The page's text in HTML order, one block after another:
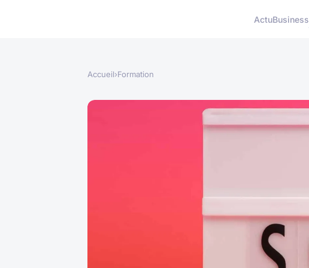
ActuBusiness
Accueil›Formation